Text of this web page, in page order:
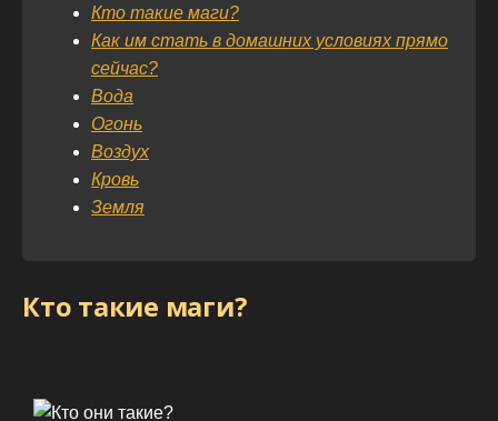
Кто такие маги?
Как им стать в домашних условиях прямо
сейчас?
Вода
Огонь
Воздух
Кровь
Земля
Кто такие маги?